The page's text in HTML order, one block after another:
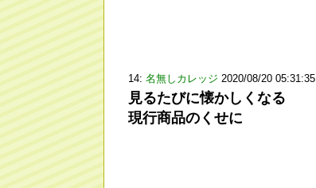
14: 名無しカレッジ 2020/08/20 05:31:35
見るたびに懐かしくなる
現行商品のくせに